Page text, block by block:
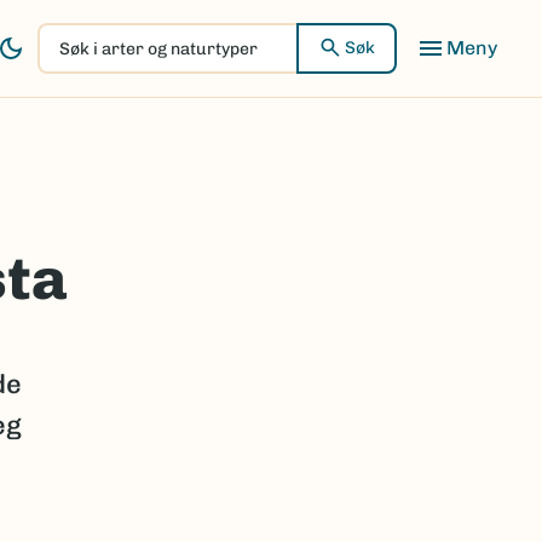
Søk
i
arter
Søk